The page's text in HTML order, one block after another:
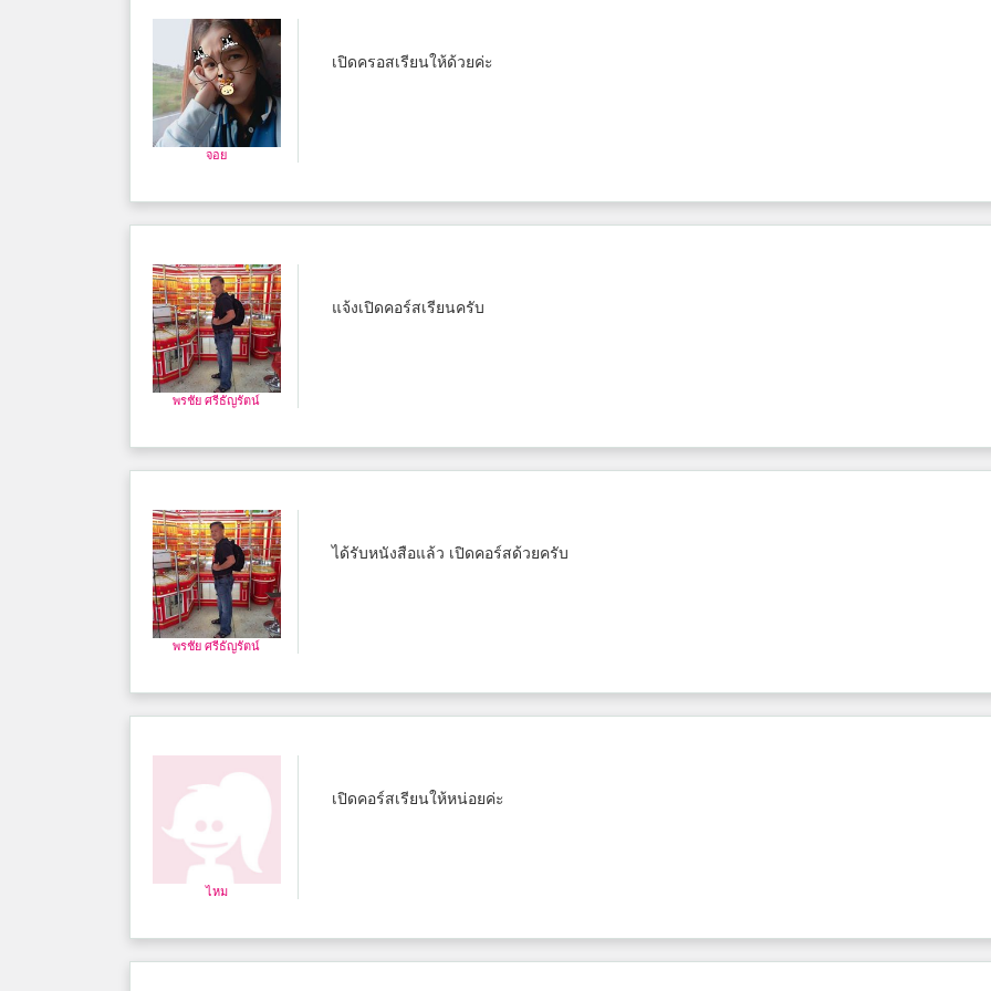
จอย
เปิดครอสเรียนให้ด้วยค่ะ
พรชัย ศรีธัญรัตน์
แจ้งเปิดคอร์สเรียนครับ
พรชัย ศรีธัญรัตน์
ได้รับหนังสือแล้ว เปิดคอร์สด้วยครับ
ไหม
เปิดคอร์สเรียนให้หน่อยค่ะ